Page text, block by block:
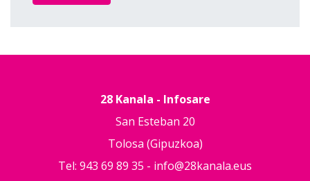
28 Kanala - Infosare
San Esteban 20
Tolosa (Gipuzkoa)
Tel: 943 69 89 35 - info@28kanala.eus